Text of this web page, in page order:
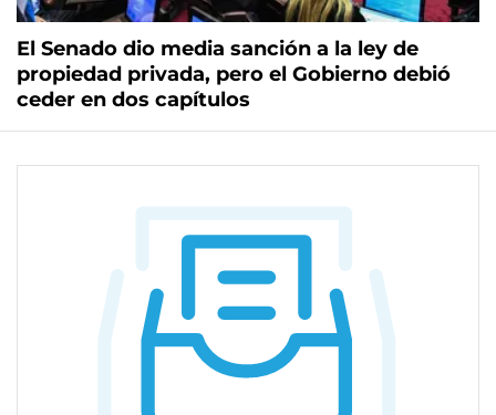
El Senado dio media sanción a la ley de
propiedad privada, pero el Gobierno debió
ceder en dos capítulos